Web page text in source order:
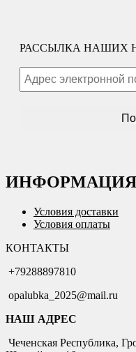
РАССЫЛКА НАШИХ
ИНФОРМАЦИЯ
Условия доставки
Условия оплаты
КОНТАКТЫ
+79288897810
opalubka_2025@mail.ru
НАШ АДРЕС
Чеченская Республика,